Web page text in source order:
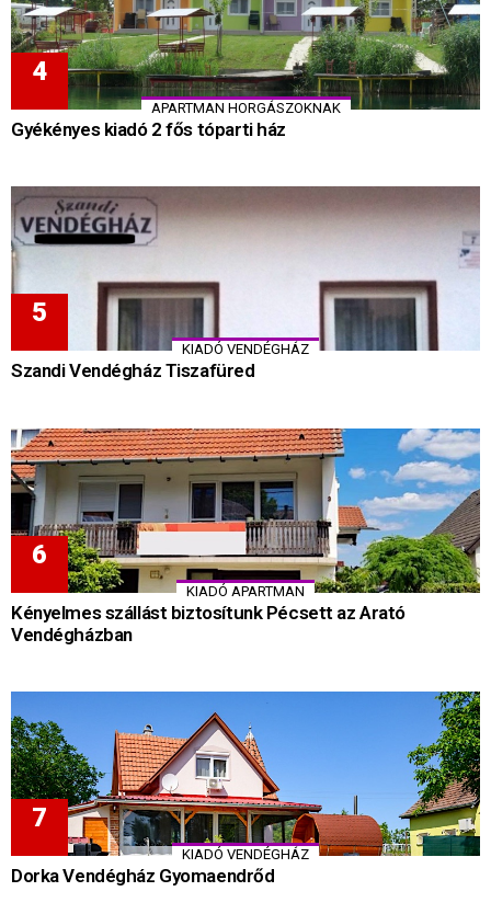
APARTMAN HORGÁSZOKNAK
Gyékényes kiadó 2 fős tóparti ház
KIADÓ VENDÉGHÁZ
Szandi Vendégház Tiszafüred
KIADÓ APARTMAN
Kényelmes szállást biztosítunk Pécsett az Arató
Vendégházban
KIADÓ VENDÉGHÁZ
Dorka Vendégház Gyomaendrőd